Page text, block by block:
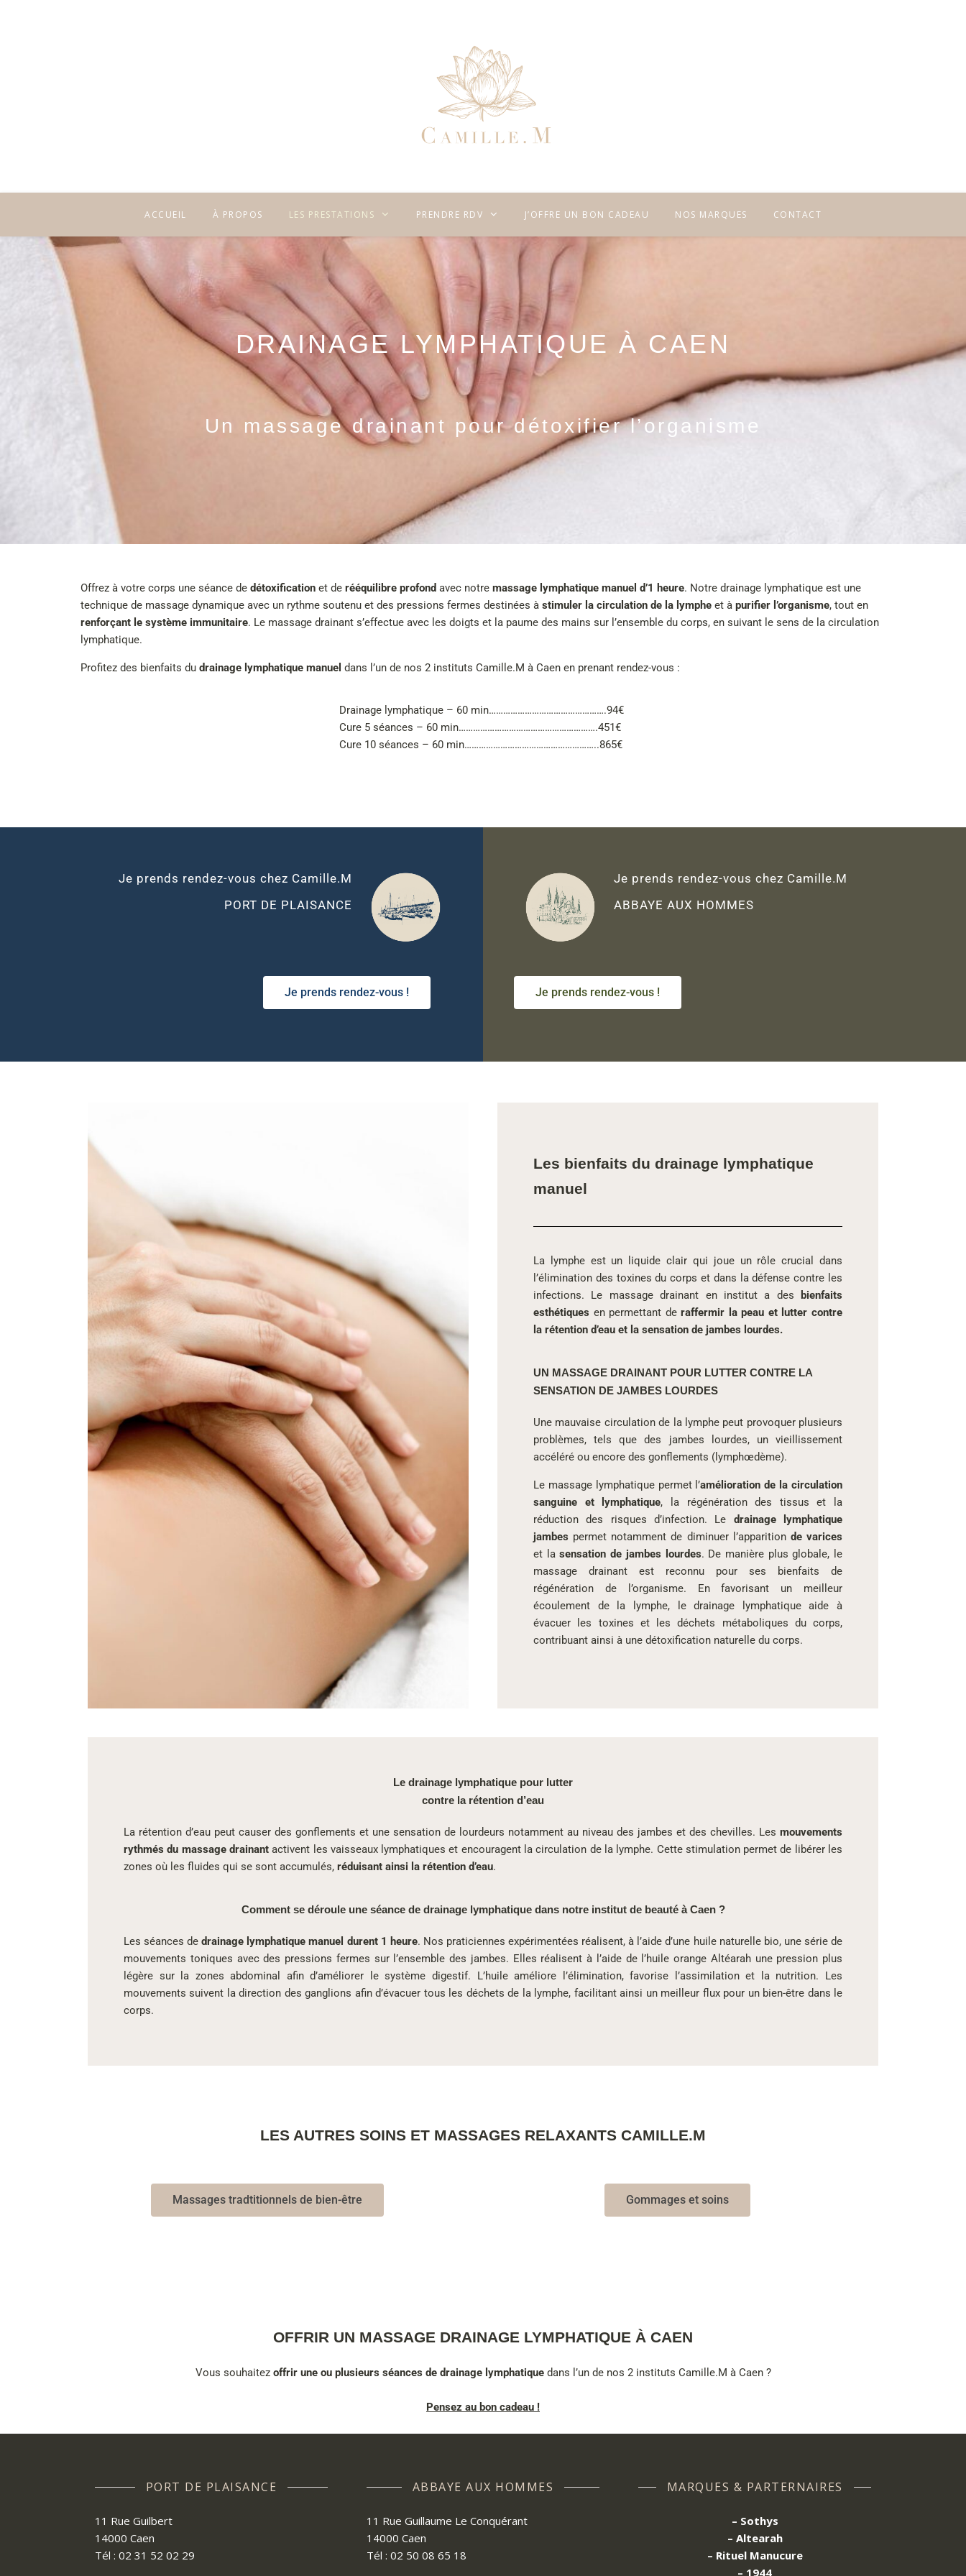
ACCUEIL À PROPOS LES PRESTATIONS PRENDRE RDV J’OFFRE UN BON CADEAU NOS MARQUES CONTACT
DRAINAGE LYMPHATIQUE À CAEN
Un massage drainant pour détoxifier l’organisme
Offrez à votre corps une séance de détoxification et de rééquilibre profond avec notre massage lymphatique manuel d’1 heure. Notre drainage lymphatique est une
technique de massage dynamique avec un rythme soutenu et des pressions fermes destinées à stimuler la circulation de la lymphe et à purifier l’organisme, tout en
renforçant le système immunitaire. Le massage drainant s’effectue avec les doigts et la paume des mains sur l’ensemble du corps, en suivant le sens de la circulation
lymphatique.
Profitez des bienfaits du drainage lymphatique manuel dans l’un de nos 2 instituts Camille.M à Caen en prenant rendez-vous :
Drainage lymphatique – 60 min………………………………………….94€
Cure 5 séances – 60 min………………………………………………….451€
Cure 10 séances – 60 min………………………………………………..865€
Je prends rendez-vous chez Camille.M
PORT DE PLAISANCE
Je prends rendez-vous !
Je prends rendez-vous chez Camille.M
ABBAYE AUX HOMMES
Je prends rendez-vous !
Les bienfaits du drainage lymphatique
manuel
La lymphe est un liquide clair qui joue un rôle crucial dans
l’élimination des toxines du corps et dans la défense contre les
infections. Le massage drainant en institut a des
bienfaits
esthétiques en permettant deraffermir la peau et lutter contre
la rétention d’eau et la sensation de jambes lourdes.
UN MASSAGE DRAINANT POUR LUTTER CONTRE LA
SENSATION DE JAMBES LOURDES
Une mauvaise circulation de la lymphe peut provoquer plusieurs
problèmes, tels que des jambes lourdes, un vieillissement
accéléré ou encore des gonflements (lymphœdème).
Le massage lymphatique permet l’amélioration de la circulation
sanguine et lymphatique, la régénération des tissus et la
réduction des risques d’infection. Le drainage lymphatique
jambes permet notamment de diminuer l’apparition de varices
et lasensation de jambes lourdes. De manière plus globale, le
massage drainant est reconnu pour ses bienfaits de
régénération de l’organisme. En favorisant un meilleur
écoulement de la lymphe, le drainage lymphatique aide à
évacuer les toxines et les déchets métaboliques du corps,
contribuant ainsi à une détoxification naturelle du corps.
Le drainage lymphatique pour lutter
contre la rétention d’eau
La rétention d’eau peut causer des gonflements et une sensation de lourdeurs notamment au niveau des jambes et des chevilles. Les mouvements
rythmés du massage drainantactivent les vaisseaux lymphatiques et encouragent la circulation de la lymphe. Cette stimulation permet de libérer les
zones où les fluides qui se sont accumulés, réduisant ainsi la rétention d’eau.
Comment se déroule une séance de drainage lymphatique dans notre institut de beauté à Caen ?
Les séances dedrainage lymphatique manuel durent 1 heure. Nos praticiennes expérimentées réalisent, à l’aide d’une huile naturelle bio, une série de
mouvements toniques avec des pressions fermes sur l’ensemble des jambes. Elles réalisent à l’aide de l’huile orange Altéarah une pression plus
légère sur la zones abdominal afin d’améliorer le système digestif. L’huile améliore l’élimination, favorise l’assimilation et la nutrition. Les
mouvements suivent la direction des ganglions afin d’évacuer tous les déchets de la lymphe, facilitant ainsi un meilleur flux pour un bien-être dans le
corps.
LES AUTRES SOINS ET MASSAGES RELAXANTS CAMILLE.M
Massages tradtitionnels de bien-être Gommages et soins
OFFRIR UN MASSAGE DRAINAGE LYMPHATIQUE À CAEN
Vous souhaitez offrir une ou plusieurs séances de drainage lymphatiquedans l’un de nos 2 instituts Camille.M à Caen ?
Pensez au bon cadeau !
PORT DE PLAISANCE
11 Rue Guilbert
14000 Caen
Tél : 02 31 52 02 29
ABBAYE AUX HOMMES
11 Rue Guillaume Le Conquérant
14000 Caen
Tél : 02 50 08 65 18
MARQUES & PARTERNAIRES
– Sothys
– Altearah
– Rituel Manucure
– 1944